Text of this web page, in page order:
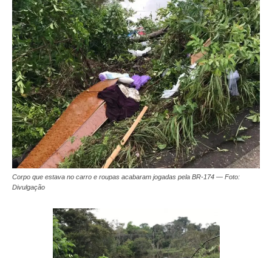
Corpo que estava no carro e roupas acabaram jogadas pela BR-174 — Foto:
Divulgação